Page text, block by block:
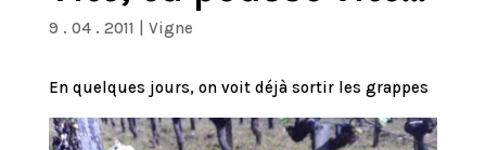
9 . 04 . 2011 Vigne
En quelques jours, on voit déjà sortir les grappes